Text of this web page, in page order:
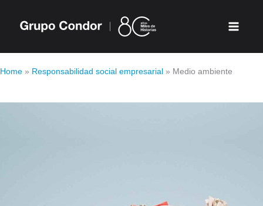
contenido
Home » Responsabilidad social empresarial » Medio ambiente